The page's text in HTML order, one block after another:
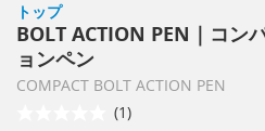
トップ
BOLT ACTION PEN｜コン
ョンペン
COMPACT BOLT ACTION PEN
(1)